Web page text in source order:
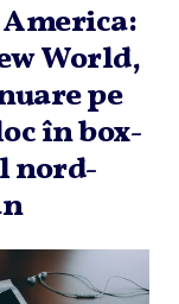
World,
pe
în box-
nord-